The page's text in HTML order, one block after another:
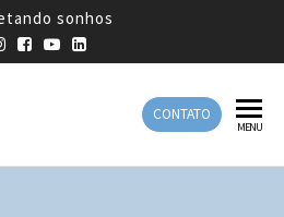
sonhos
CONTATO
MENU